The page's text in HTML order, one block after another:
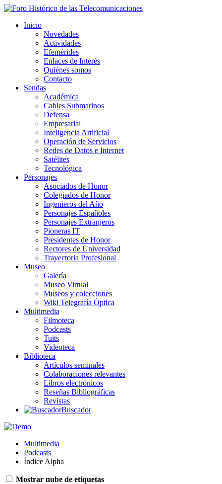
Inicio
Novedades
Actividades
Efemérides
Enlaces de Interés
Quiénes somos
Contacto
Sendas
Académica
Cables Submarinos
Defensa
Empresarial
Inteligencia Artificial
Operación de Servicios
Redes de Datos e Internet
Satélites
Tecnológica
Personajes
Asociados de Honor
Colegiados de Honor
Ingenieros del Año
Personajes Españoles
Personajes Extranjeros
Pioneras IT
Presidentes de Honor
Rectores de Universidad
Trayectoria Profesional
Museo
Galería
Museo Virtual
Museos y colecciones
Wiki Telegrafía Óptica
Multimedia
Filmoteca
Podcasts
Tuits
Videoteca
Biblioteca
Artículos seminales
Colaboraciones relevantes
Libros electrónicos
Reseñas Bibliográficas
Revistas
Buscador
Multimedia
Podcasts
Índice Alpha
Mostrar nube de etiquetas